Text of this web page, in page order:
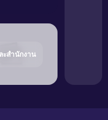
ะสำนักงาน